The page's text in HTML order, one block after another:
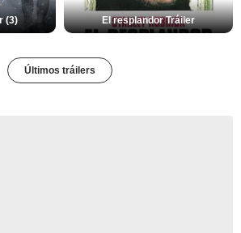
(3) El resplandor Tráiler
Últimos tráilers